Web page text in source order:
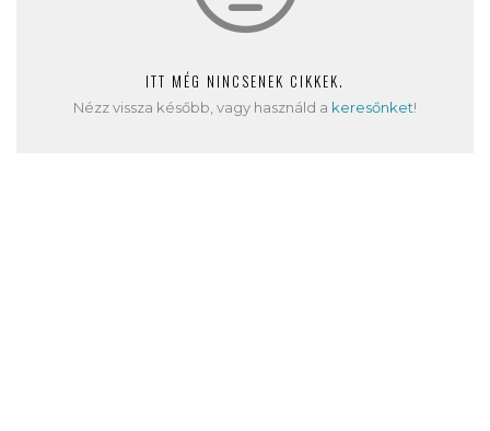
ITT MÉG NINCSENEK CIKKEK.
Nézz vissza később, vagy használd a keresőnket!